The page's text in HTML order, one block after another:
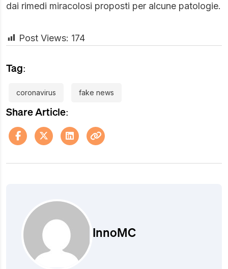
dai rimedi miracolosi proposti per alcune patologie.
Post Views: 174
Tag:
coronavirus fake news
Share Article:
InnoMC